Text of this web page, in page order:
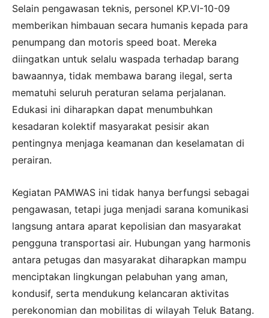
Selain pengawasan teknis, personel KP.VI-10-09
memberikan himbauan secara humanis kepada para
penumpang dan motoris speed boat. Mereka
diingatkan untuk selalu waspada terhadap barang
bawaannya, tidak membawa barang ilegal, serta
mematuhi seluruh peraturan selama perjalanan.
Edukasi ini diharapkan dapat menumbuhkan
kesadaran kolektif masyarakat pesisir akan
pentingnya menjaga keamanan dan keselamatan di
perairan.
Kegiatan PAMWAS ini tidak hanya berfungsi sebagai
pengawasan, tetapi juga menjadi sarana komunikasi
langsung antara aparat kepolisian dan masyarakat
pengguna transportasi air. Hubungan yang harmonis
antara petugas dan masyarakat diharapkan mampu
menciptakan lingkungan pelabuhan yang aman,
kondusif, serta mendukung kelancaran aktivitas
perekonomian dan mobilitas di wilayah Teluk Batang.